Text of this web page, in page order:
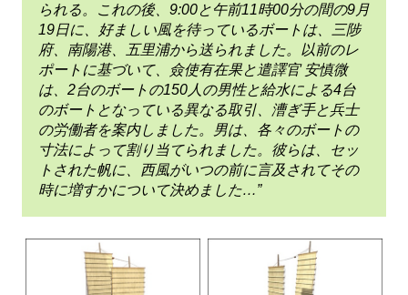
られる。これの後、9:00と午前11時00分の間の9月
19日に、好ましい風を待っているボートは、三陟
府、南陽港、五里浦から送られました。以前のレ
ポートに基づいて、僉使有在果と遣譯官 安慎微
は、2台のボートの150人の男性と給水による4台
のボートとなっている異なる取引、漕ぎ手と兵士
の労働者を案内しました。男は、各々のボートの
寸法によって割り当てられました。彼らは、セッ
トされた帆に、西風がいつの前に言及されてその
時に増すかについて決めました…”